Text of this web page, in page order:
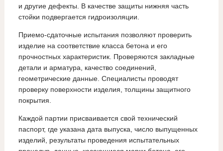
и другие дефекты. В качестве защиты нижняя часть
стойки подвергается гидроизоляции.
Приемо-сдаточные испытания позволяют проверить
изделие на соответствие класса бетона и его
прочностных характеристик. Проверяются закладные
детали и арматура, качество соединений,
геометрические данные. Специалисты проводят
проверку поверхности изделия, толщины защитного
покрытия.
Каждой партии присваивается свой технический
паспорт, где указана дата выпуска, число выпущенных
изделий, результаты проведения испытательных